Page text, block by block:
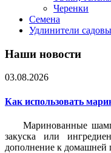
Черенки
Семена
Удлинители
Наши новости
03.08.2026
Как использовать
Маринованные
закуска или
дополнение к домашней